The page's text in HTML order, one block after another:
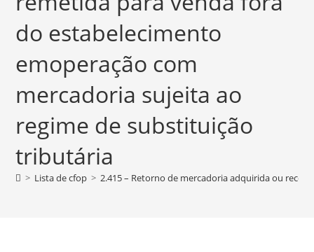
do estabelecimento
emoperação com
mercadoria sujeita ao
regime de substituição
tributária
> Lista de cfop > 2.415 – Retorno de mercadoria adquirida ou